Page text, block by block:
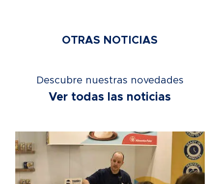
OTRAS NOTICIAS
Descubre nuestras novedades
Ver todas las noticias